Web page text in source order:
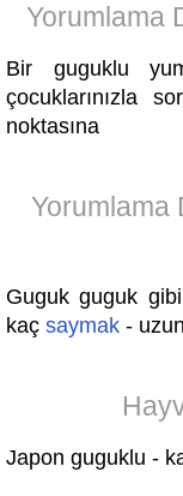
Yorumlama
Bir guguklu
çocuklarınızla
noktasına
Yorumlama
Guguk guguk
kaç saymak -
Japon guguklu -